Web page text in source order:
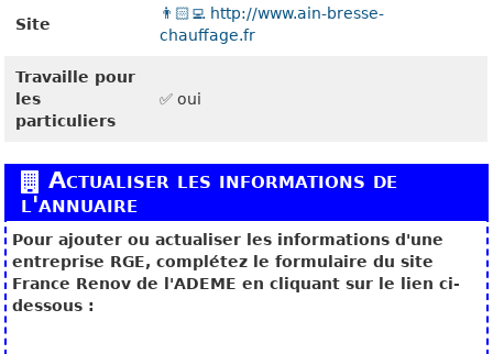
Site
👨🏻‍💻 http://www.ain-bresse-
chauffage.fr
Travaille pour
les
particuliers
✅ oui
Actualiser les informations de
l'annuaire
Pour ajouter ou actualiser les informations d'une
entreprise RGE, complétez le formulaire du site
France Renov de l'ADEME en cliquant sur le lien ci-
dessous :